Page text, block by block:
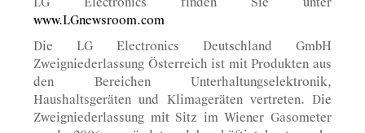
www.LGnewsroom.com
Die LG Electronics Deutschland GmbH
Zweigniederlassung Österreich ist mit Produkten aus
den Bereichen Unterhaltungselektronik,
Haushaltsgeräten und Klimageräten vertreten. Die
Zweigniederlassung mit Sitz im Wiener Gasometer